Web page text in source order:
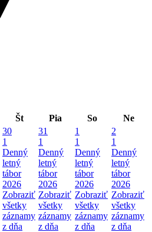
Št Pia So
Ne
30
1
Denný
letný
tábor
2026
Zobraziť
všetky
záznamy
z dňa
31
1
Denný
letný
tábor
2026
Zobraziť
všetky
záznamy
z dňa
1
1
Denný
letný
tábor
2026
Zobraziť
všetky
záznamy
z dňa
2
1
Denný
letný
tábor
2026
Zobraziť
všetky
záznamy
z dňa